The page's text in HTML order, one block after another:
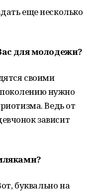
еще несколько
для молодежи?
своими
нужно
Ведь от
зависит
буквально на